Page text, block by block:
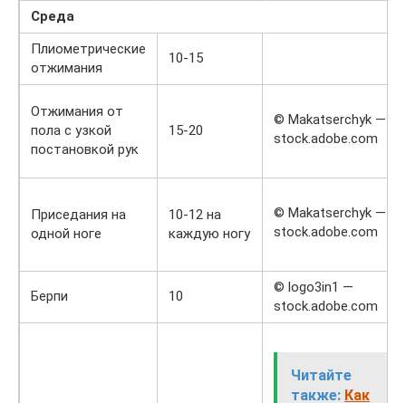
Среда
Плиометрические
отжимания
10-15
Отжимания от
пола с узкой
постановкой рук
15-20
© Makatserchyk —
stock.adobe.com
Приседания на
одной ноге
10-12 на
каждую ногу
© Makatserchyk —
stock.adobe.com
Берпи 10
© logo3in1 —
stock.adobe.com
Читайте
также: Как